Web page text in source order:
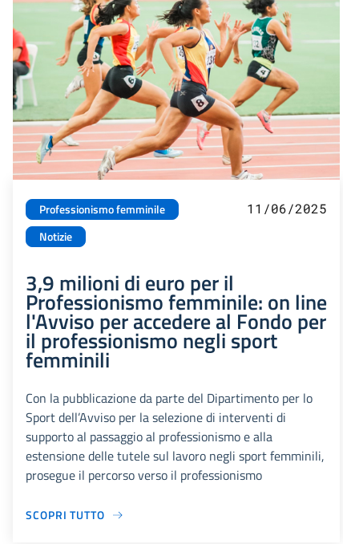
Professionismo femminile
Notizie
11/06/2025
3,9 milioni di euro per il
Professionismo femminile: on line
l'Avviso per accedere al Fondo per
il professionismo negli sport
femminili
Con la pubblicazione da parte del Dipartimento per lo
Sport dell’Avviso per la selezione di interventi di
supporto al passaggio al professionismo e alla
estensione delle tutele sul lavoro negli sport femminili,
prosegue il percorso verso il professionismo
SCOPRI TUTTO